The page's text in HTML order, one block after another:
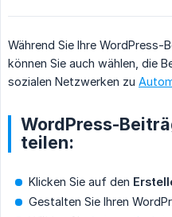
Während Sie Ihre WordPress-
können Sie auch wählen, die
sozialen Netzwerken zu
WordPress-
teilen:
Klicken Sie auf den
Gestalten Sie Ihren